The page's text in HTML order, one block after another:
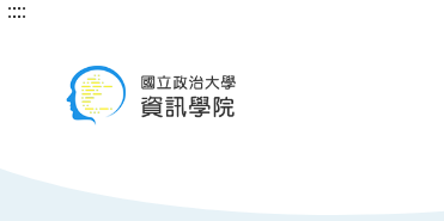
跳
::::::